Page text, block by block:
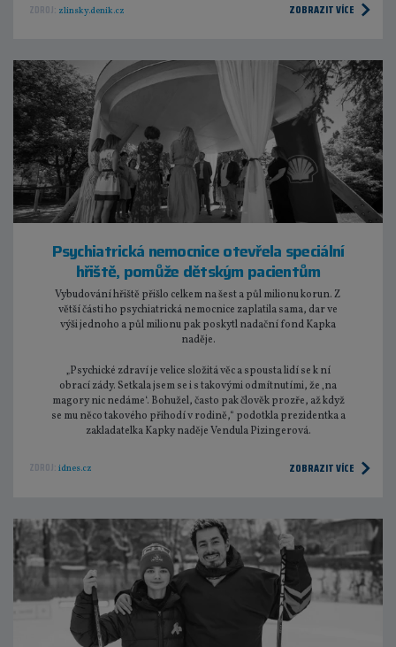
ZDROJ: zlinsky.denik.cz ZOBRAZIT VÍCE
Psychiatrická nemocnice otevřela speciální
hřiště, pomůže dětským pacientům
Vybudování hřiště přišlo celkem na šest a půl milionu korun. Z
větší části ho psychiatrická nemocnice zaplatila sama, dar ve
výši jednoho a půl milionu pak poskytl nadační fond Kapka
naděje.
„Psychické zdraví je velice složitá věc a spousta lidí se k ní
obrací zády. Setkala jsem se i s takovými odmítnutími, že ‚na
magory nic nedáme‘. Bohužel, často pak člověk prozře, až když
se mu něco takového přihodí v rodině,“ podotkla prezidentka a
zakladatelka Kapky naděje Vendula Pizingerová.
ZDROJ: idnes.cz ZOBRAZIT VÍCE